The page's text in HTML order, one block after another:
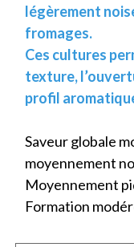
légèrement
fromages.
Ces cultures
texture,
profil
Saveur globale
moyennement
Moyennement
Formation